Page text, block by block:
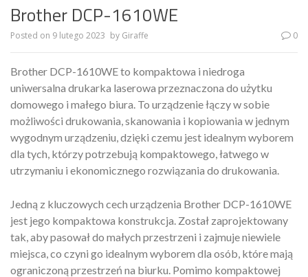
Brother DCP-1610WE
Posted on 9 lutego 2023 by Giraffe 0
Brother DCP-1610WE to kompaktowa i niedroga
uniwersalna drukarka laserowa przeznaczona do użytku
domowego i małego biura. To urządzenie łączy w sobie
możliwości drukowania, skanowania i kopiowania w jednym
wygodnym urządzeniu, dzięki czemu jest idealnym wyborem
dla tych, którzy potrzebują kompaktowego, łatwego w
utrzymaniu i ekonomicznego rozwiązania do drukowania.
Jedną z kluczowych cech urządzenia Brother DCP-1610WE
jest jego kompaktowa konstrukcja. Został zaprojektowany
tak, aby pasował do małych przestrzeni i zajmuje niewiele
miejsca, co czyni go idealnym wyborem dla osób, które mają
ograniczoną przestrzeń na biurku. Pomimo kompaktowej